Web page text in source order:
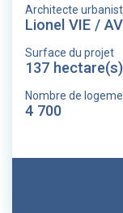
Architecte
Lionel VIE /
Surface du projet
137 hectare(s)
Nombre de
4 700